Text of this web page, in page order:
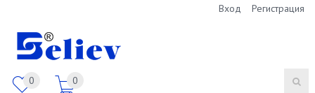
Вход Регистрация
0 0